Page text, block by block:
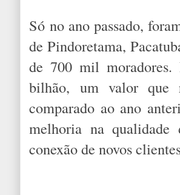
Só no ano passado,
de Pindoretama,
de 700 mil moradores.
bilhão, um valor que
comparado ao ano
melhoria na qualidade
conexão de novos